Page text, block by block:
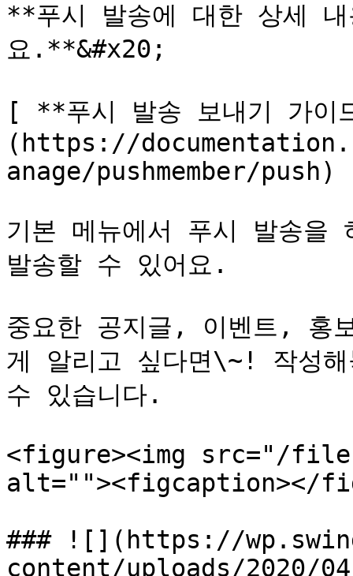
**푸시 발송에 대한 상세 내
요.**&#x20;
[ **푸시 발송 보내기 가
(https://
anage/pushmember/push)
기본 메뉴에서 푸시 발송을
발송할 수 있어요.
중요한 공지글, 이벤트, 홍
게 알리고 싶다면\~! 작성
수 있습니다.
<figure><img src="/
alt=""><figcaption></
### ![](https://
content/uploads/2020/04/